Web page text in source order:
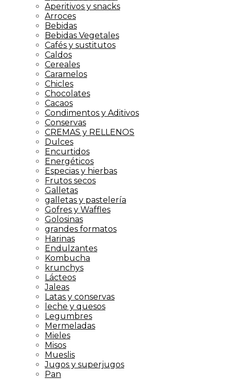
Aperitivos y snacks
Arroces
Bebidas
Bebidas Vegetales
Cafés y sustitutos
Caldos
Cereales
Caramelos
Chicles
Chocolates
Cacaos
Condimentos y Aditivos
Conservas
CREMAS y RELLENOS
Dulces
Encurtidos
Energéticos
Especias y hierbas
Frutos secos
Galletas
galletas y pastelería
Gofres y Waffles
Golosinas
grandes formatos
Harinas
Endulzantes
Kombucha
krunchys
Lácteos
Jaleas
Latas y conservas
leche y quesos
Legumbres
Mermeladas
Mieles
Misos
Mueslis
Jugos y superjugos
Pan